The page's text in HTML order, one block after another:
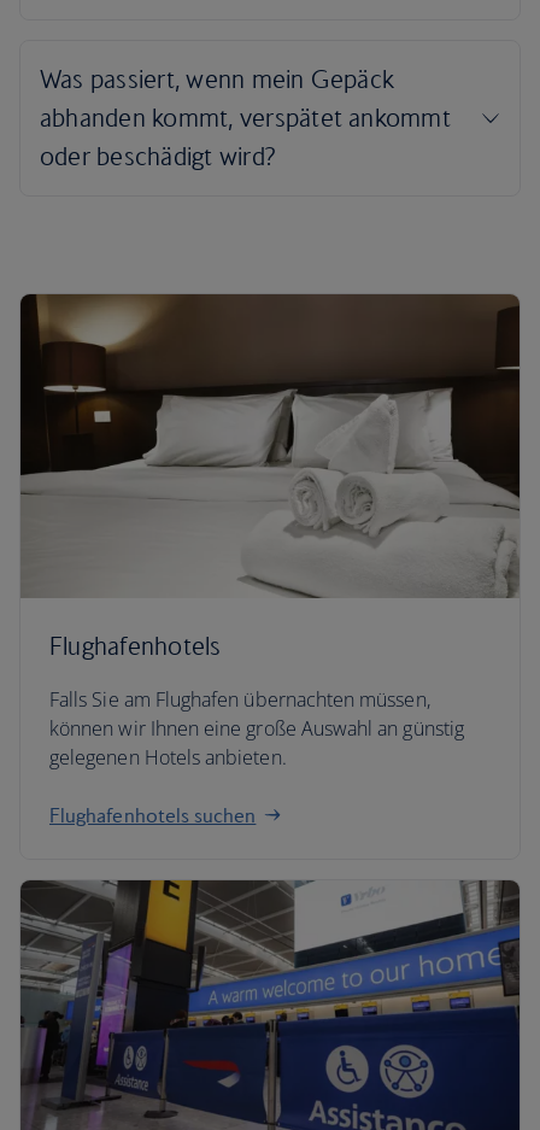
Flughafenhotels
Falls Sie am Flughafen übernachten müssen,
können wir Ihnen eine große Auswahl an günstig
gelegenen Hotels anbieten.
Flughafenhotels suchen